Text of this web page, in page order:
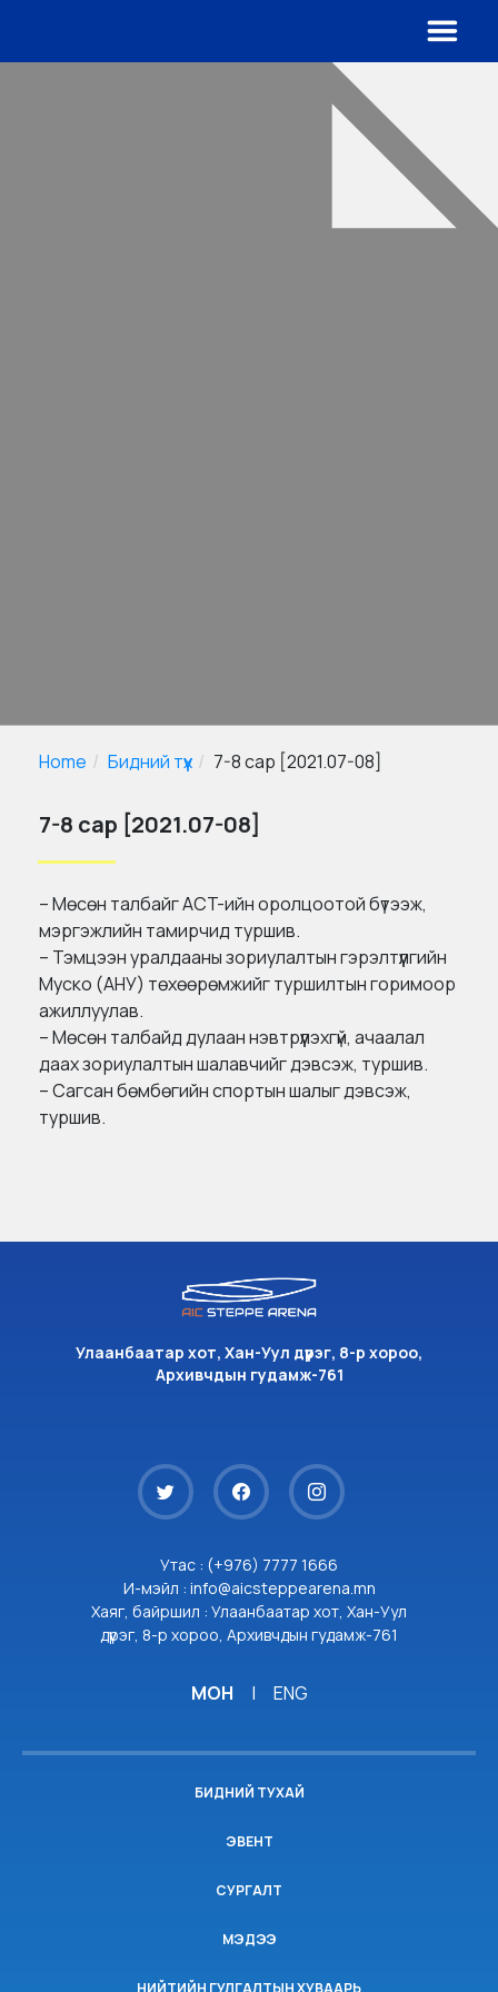
Home Бидний түүх 7-8 сар [2021.07-08]
7-8 сар [2021.07-08]
– Мөсөн талбайг ACT-ийн оролцоотой бүтээж,
мэргэжлийн тамирчид туршив.
– Тэмцээн уралдааны зориулалтын гэрэлтүүлгийн
Муско (АНУ) төхөөрөмжийг туршилтын горимоор
ажиллуулав.
– Мөсөн талбайд дулаан нэвтрүүлэхгүй, ачаалал
даах зориулалтын шалавчийг дэвсэж, туршив.
– Сагсан бөмбөгийн спортын шалыг дэвсэж,
туршив.
Улаанбаатар хот, Хан-Уул дүүрэг, 8-р хороо,
Архивчдын гудамж-761
Утас : (+976) 7777 1666
И-мэйл : info@aicsteppearena.mn
Хаяг, байршил : Улаанбаатар хот, Хан-Уул
дүүрэг, 8-р хороо, Архивчдын гудамж-761
МОН | ENG
БИДНИЙ ТУХАЙ
ЭВЕНТ
СУРГАЛТ
МЭДЭЭ